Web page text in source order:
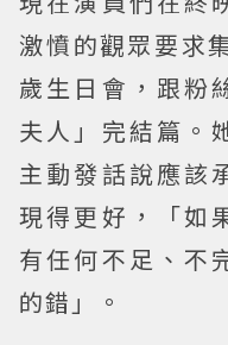
激憤的觀眾要求
歲生日會，跟粉
夫人」完結篇。
主動發話說應該
現得更好，「如
有任何不足、不
的錯」。